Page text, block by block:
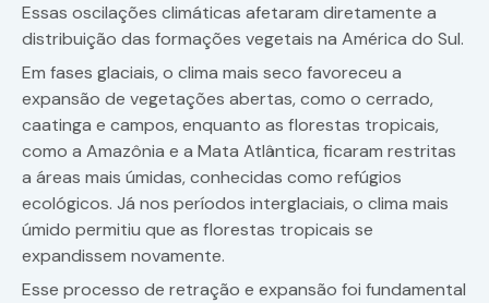
Essas oscilações climáticas afetaram diretamente a
distribuição das formações vegetais na América do Sul.
Em fases glaciais, o clima mais seco favoreceu a
expansão de vegetações abertas, como o cerrado,
caatinga e campos, enquanto as florestas tropicais,
como a Amazônia e a Mata Atlântica, ficaram restritas
a áreas mais úmidas, conhecidas como refúgios
ecológicos. Já nos períodos interglaciais, o clima mais
úmido permitiu que as florestas tropicais se
expandissem novamente.
Esse processo de retração e expansão foi fundamental